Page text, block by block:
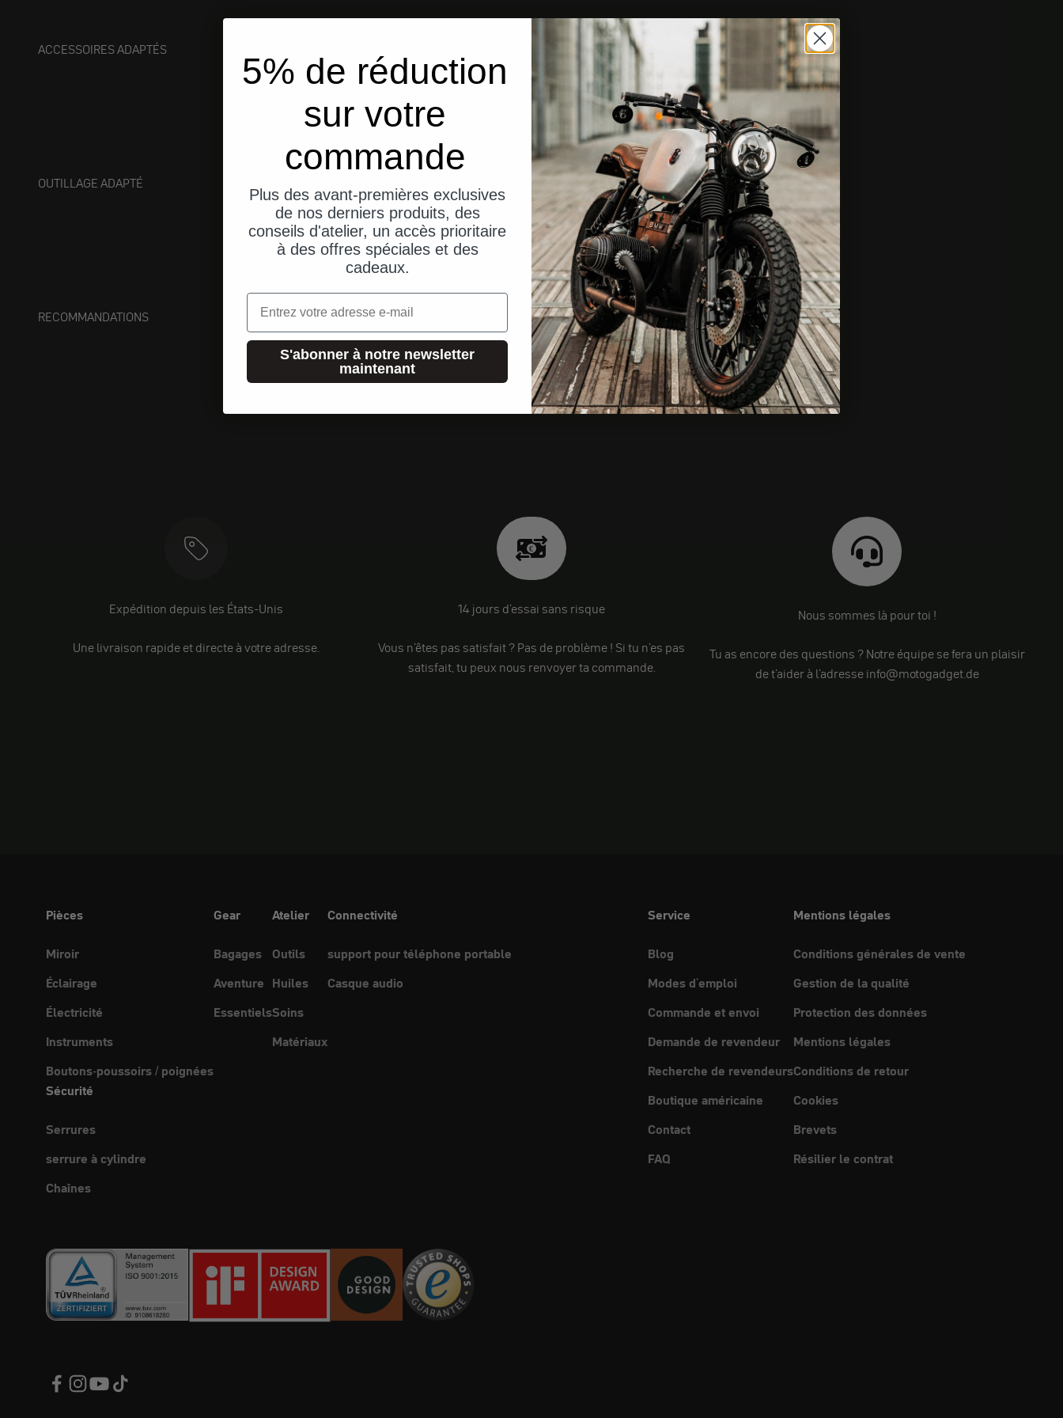
ACCESSOIRES ADAPTÉS
OUTILLAGE ADAPTÉ
RECOMMANDATIONS
Expédition depuis les États-Unis
Une livraison rapide et directe à votre adresse.
14 jours d'essai sans risque
Vous n'êtes pas satisfait ? Pas de problème ! Si tu n'es pas
satisfait, tu peux nous renvoyer ta commande.
Nous sommes là pour toi !
Tu as encore des questions ? Notre équipe se fera un plaisir
de t'aider à l'adresse info@motogadget.de
Pièces
Miroir
Éclairage
Électricité
Instruments
Boutons-poussoirs / poignées
Gear
Bagages
Aventure
Essentiels
Atelier
Outils
Huiles
Soins
Matériaux
Connectivité
support pour téléphone portable
Casque audio
Sécurité
Serrures
serrure à cylindre
Chaînes
Service
Blog
Modes d'emploi
Commande et envoi
Demande de revendeur
Recherche de revendeurs
Boutique américaine
Contact
FAQ
Mentions légales
Conditions générales de vente
Gestion de la qualité
Protection des données
Mentions légales
Conditions de retour
Cookies
Brevets
Résilier le contrat
5% de réduction
sur votre
commande
Plus des avant-premières exclusives
de nos derniers produits, des
conseils d'atelier, un accès prioritaire
à des offres spéciales et des
cadeaux.
Email
S'abonner à notre newsletter
maintenant